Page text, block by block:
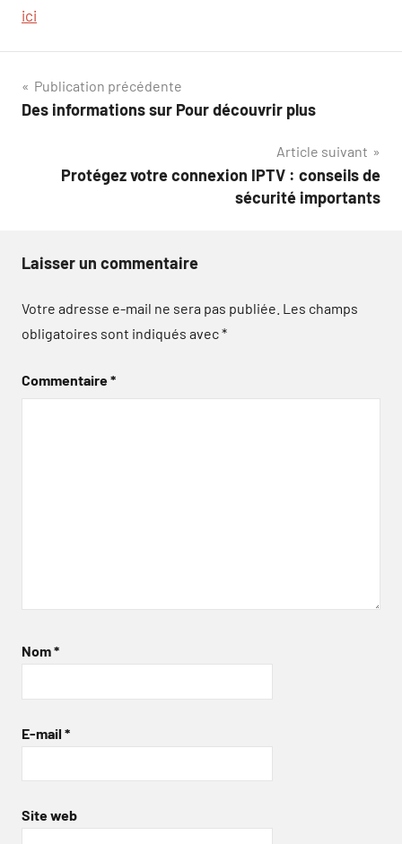
ici
Navigation
de
Publication précédente
Des informations sur Pour découvrir plus
Article suivant
Protégez votre connexion IPTV : conseils de
sécurité importants
Laisser un commentaire
Votre adresse e-mail ne sera pas publiée. Les champs
obligatoires sont indiqués avec*
Commentaire*
Nom*
E-mail *
Site web